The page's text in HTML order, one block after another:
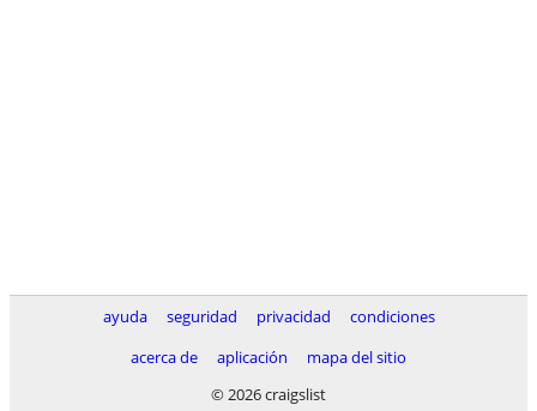
ayuda seguridad privacidad
condiciones
acerca de
aplicación
mapa del sitio
© 2026 craigslist